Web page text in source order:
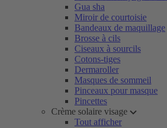
Gua sha
Miroir de courtoisie
Bandeaux de maquillage
Brosse à cils
Ciseaux à sourcils
Cotons-tiges
Dermaroller
Masques de sommeil
Pinceaux pour masque
Pincettes
Crème solaire visage
Tout afficher